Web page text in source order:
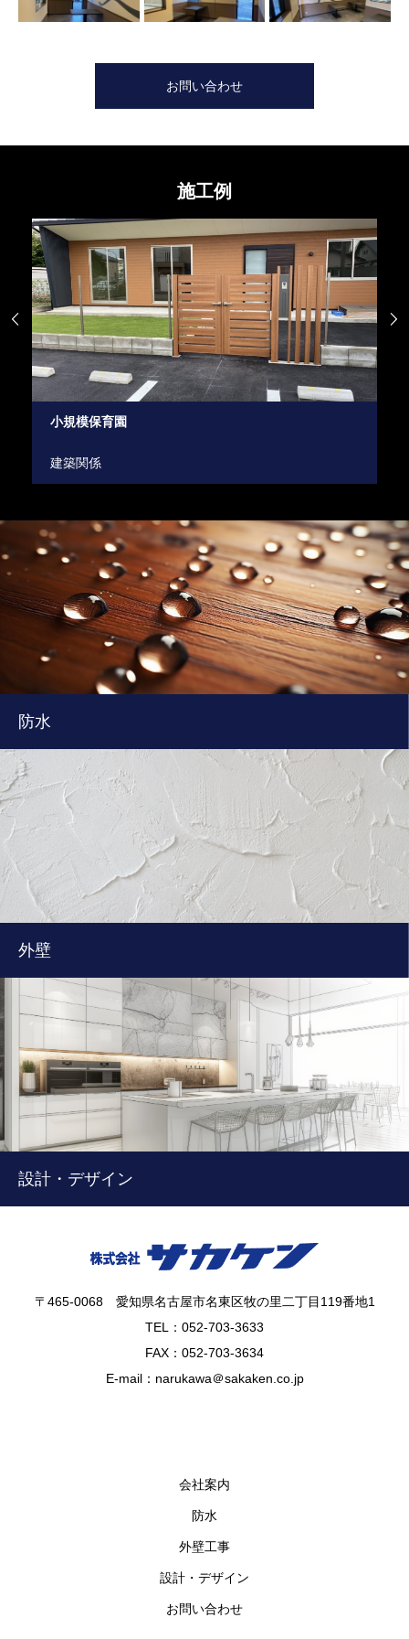
お問い合わせ
施工例
小規模保育園
建築関係
 
防水
外壁
設計・デザイン
〒465-0068 愛知県名古屋市名東区牧の里二丁目119番地1
TEL：052-703-3633
FAX：052-703-3634
E-mail：narukawa＠sakaken.co.jp
会社案内
防水
外壁工事
設計・デザイン
お問い合わせ